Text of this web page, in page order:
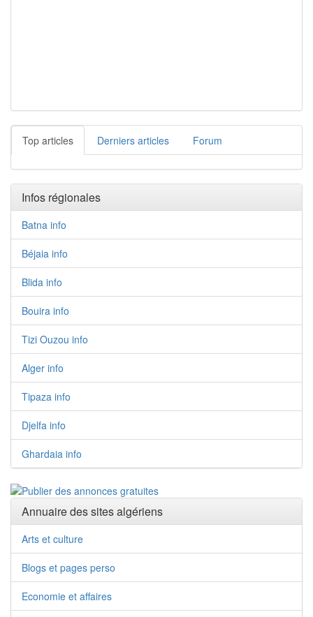
Top articles Derniers articles Forum
Infos régionales
Batna info
Béjaia info
Blida info
Bouira info
Tizi Ouzou info
Alger info
Tipaza info
Djelfa info
Ghardaia info
Annuaire des sites algériens
Arts et culture
Blogs et pages perso
Economie et affaires